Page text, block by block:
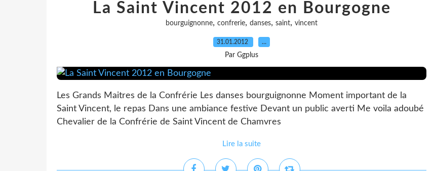
La Saint Vincent 2012 en Bourgogne
bourguignonne, confrerie, danses, saint, vincent
31.01.2012 …
Par Ggplus
Les Grands Maitres de la Confrérie Les danses bourguignonne Moment important de la
Saint Vincent, le repas Dans une ambiance festive Devant un public averti Me voila adoubé
Chevalier de la Confrérie de Saint Vincent de Chamvres
Lire la suite